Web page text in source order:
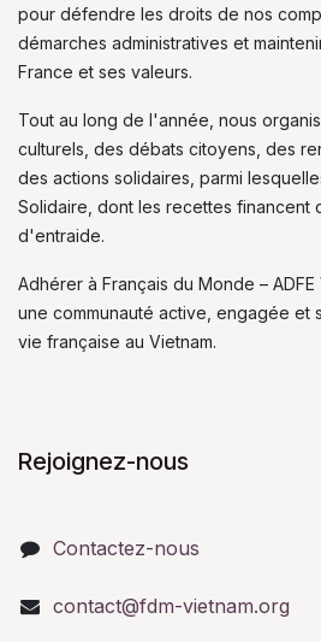
pour défendre les droits de nos
démarches administratives et
France et ses valeurs.
Tout au long de l'année, nous
culturels, des débats citoyens, des
des actions solidaires, parmi
Solidaire, dont les recettes financent
d'entraide.
Adhérer à Français du Monde –
une communauté active, engagée
vie française au Vietnam.
Rejoignez-nous
Contactez-nous
contact@fdm-vietnam.org